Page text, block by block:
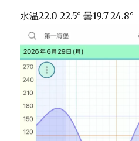
水温22.0-22.5° 曇19.7-24.8°